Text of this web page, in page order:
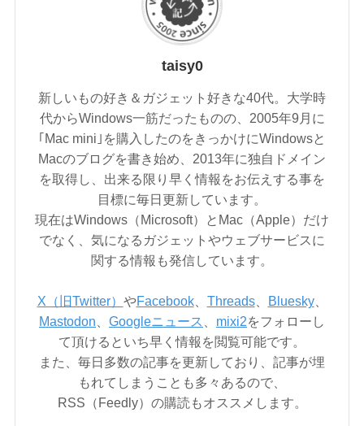
taisy0
新しいもの好き＆ガジェット好きな40代。大学時
代からWindows一筋だったものの、2005年9月に
｢Mac mini｣を購入したのをきっかけにWindowsと
Macのブログを書き始め、2013年に独自ドメイン
を取得し、出来る限り早く情報をお伝えする事を
目標に毎日更新しています。
現在はWindows（Microsoft）とMac（Apple）だけ
でなく、気になるガジェットやウェブサービスに
関する情報も発信しています。
X（旧Twitter） やFacebook、 Threads、 Bluesky、
Mastodon
Googleニュース mixi2をフォローし
て頂けるといち早く情報を閲覧可能です。
また、毎日多数の記事を更新しており、記事が埋
もれてしまうことも多々あるので、
RSS（Feedly）の購読もオススメします。